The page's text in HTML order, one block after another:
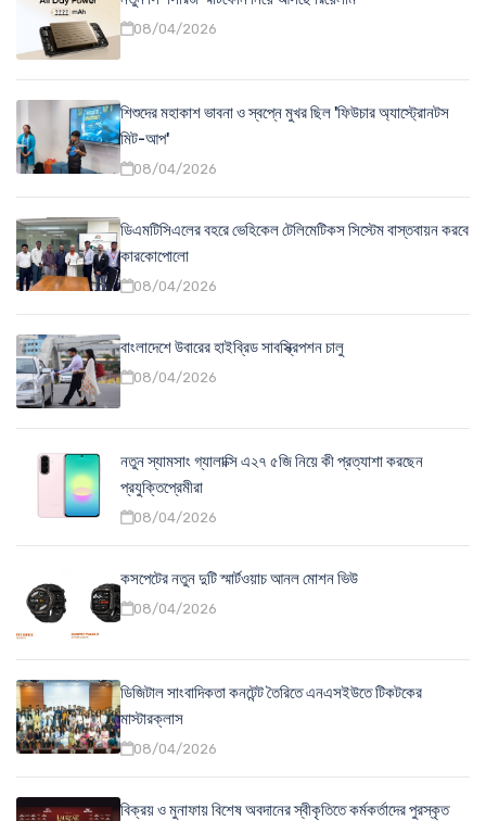
08/04/2026
শিশুদের মহাকাশ ভাবনা ও স্বপ্নে মুখর ছিল 'ফিউচার অ্যাস্ট্রোনটস
মিট-আপ'
08/04/2026
ডিএমটিসিএলের বহরে ভেহিকেল টেলিমেটিকস সিস্টেম বাস্তবায়ন করবে
কারকোপোলো
08/04/2026
বাংলাদেশে উবারের হাইব্রিড সাবস্ক্রিপশন চালু
08/04/2026
নতুন স্যামসাং গ্যালাক্সি এ২৭ ৫জি নিয়ে কী প্রত্যাশা করছেন
প্রযুক্তিপ্রেমীরা
08/04/2026
কসপেটের নতুন দুটি স্মার্টওয়াচ আনল মোশন ভিউ
08/04/2026
ডিজিটাল সাংবাদিকতা কনটেন্ট তৈরিতে এনএসইউতে টিকটকের
মাস্টারক্লাস
08/04/2026
বিক্রয় ও মুনাফায় বিশেষ অবদানের স্বীকৃতিতে কর্মকর্তাদের পুরস্কৃত